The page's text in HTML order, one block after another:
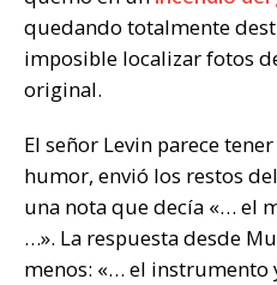
quedando totalmente
imposible localizar fotos
original.
El señor Levin parece
humor, envió los restos
una nota que decía «… el
…». La respuesta desde
menos: «… el instrumento